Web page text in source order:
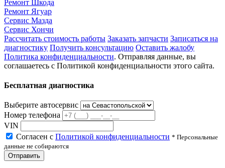
Ремонт Шкода
Ремонт Ягуар
Сервис Мазда
Сервис Хончи
Рассчитать стоимость работы Заказать запчасти Записаться на
диагностику Получить консультацию Оставить жалобу
Политика конфиденциальности. Отправляя данные, вы
соглашаетесь с Политикой конфиденциальности этого сайта.
Бесплатная диагностика
Выберите автосервис
Номер телефона
VIN
Согласен с Политикой конфиденциальности * Персональные
данные не собираются
Отправить